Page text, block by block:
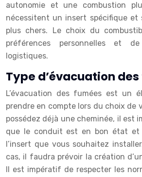
autonomie et une combustion
nécessitent un insert spécifique et
plus chers. Le choix du
préférences personnelles et
logistiques.
Type d’évacuation
L’évacuation des fumées est un
prendre en compte lors du choix de
possédez déjà une cheminée, il est
que le conduit est en bon état et
l’insert que vous souhaitez
cas, il faudra prévoir la création
Il est impératif de respecter les